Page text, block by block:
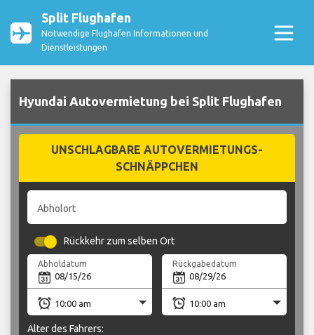
Split Flughafen
Notwendige Flughafen Informationen und
Dienstleistungen
Hyundai Autovermietung bei Split Flughafen
UNSCHLAGBARE AUTOVERMIETUNGS-
SCHNÄPPCHEN
Abholort
Rückkehr zum selben Ort
Abholdatum Rückgabedatum
Alter des Fahrers: